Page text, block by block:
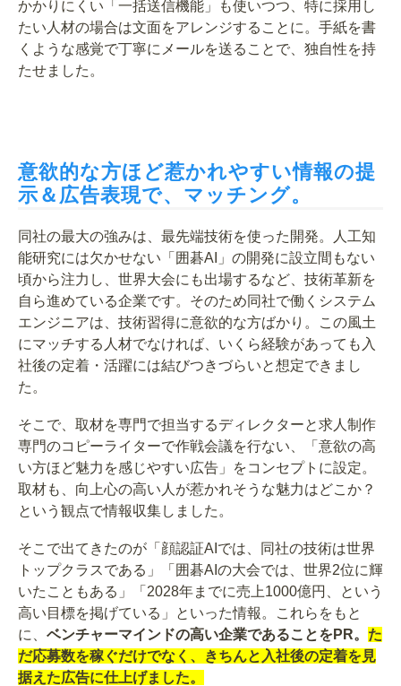
かかりにくい「一括送信機能」も使いつつ、特に採用し
たい人材の場合は文面をアレンジすることに。手紙を書
くような感覚で丁寧にメールを送ることで、独自性を持
たせました。
意欲的な方ほど惹かれやすい情報の提
示＆広告表現で、マッチング。
同社の最大の強みは、最先端技術を使った開発。人工知
能研究には欠かせない「囲碁AI」の開発に設立間もない
頃から注力し、世界大会にも出場するなど、技術革新を
自ら進めている企業です。そのため同社で働くシステム
エンジニアは、技術習得に意欲的な方ばかり。この風土
にマッチする人材でなければ、いくら経験があっても入
社後の定着・活躍には結びつきづらいと想定できまし
た。
そこで、取材を専門で担当するディレクターと求人制作
専門のコピーライターで作戦会議を行ない、「意欲の高
い方ほど魅力を感じやすい広告」をコンセプトに設定。
取材も、向上心の高い人が惹かれそうな魅力はどこか？
という観点で情報収集しました。
そこで出てきたのが「顔認証AIでは、同社の技術は世界
トップクラスである」「囲碁AIの大会では、世界2位に輝
いたこともある」「2028年までに売上1000億円、という
高い目標を掲げている」といった情報。これらをもと
に、 ベンチャーマインドの高い企業であることをPR。 た
だ応募数を稼ぐだけでなく、きちんと入社後の定着を見
据えた広告に仕上げました。